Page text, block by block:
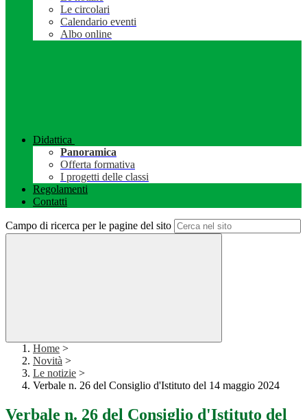
Le circolari
Calendario eventi
Albo online
Didattica
Panoramica
Offerta formativa
I progetti delle classi
Regolamenti
Contatti
Campo di ricerca per le pagine del sito
Home >
Novità >
Le notizie >
Verbale n. 26 del Consiglio d'Istituto del 14 maggio 2024
Verbale n. 26 del Consiglio d'Istituto del